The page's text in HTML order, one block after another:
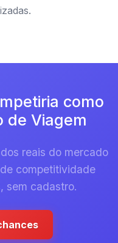
como
de Viagem
reais do mercado
competitividade
sem cadastro.